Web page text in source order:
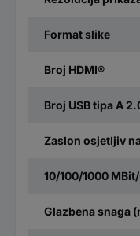
Format slike
Broj HDMI®
Broj USB tipa A
Zaslon osjetljiv
10/100/1000
Glazbena snaga